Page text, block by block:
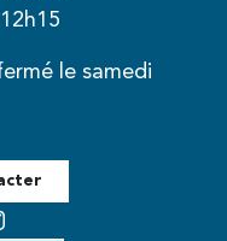
le samedi